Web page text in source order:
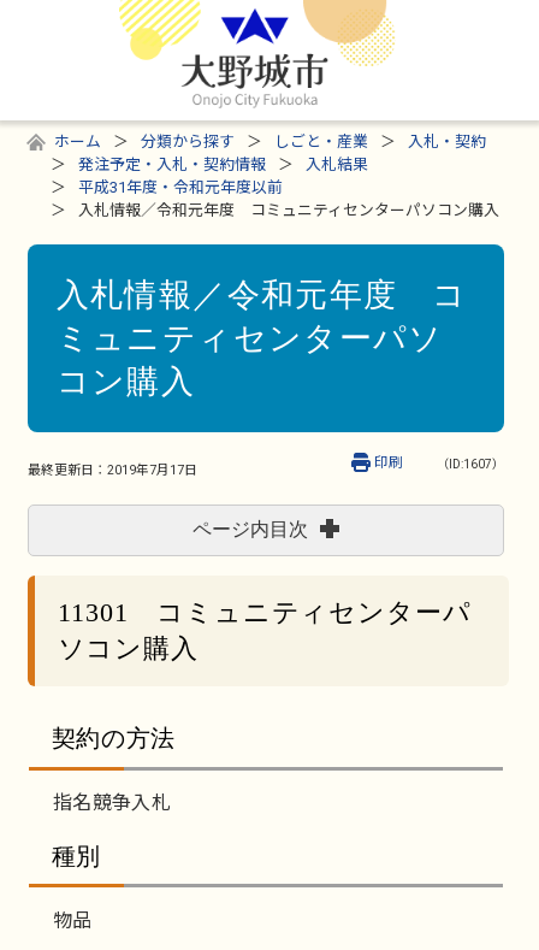
ホーム 分類から探す しごと・産業
入札・契約
発注予定・入札・契約情報
入札結果
平成31年度・令和元年度以前
入札情報／令和元年度 コミュニティセンターパソコン購入
入札情報／令和元年度 コ
ミュニティセンターパソ
コン購入
最終更新日： 2019年7月17日 （ID:1607）
印刷
ページ内目次
11301 コミュニティセンターパ
ソコン購入
契約の方法
指名競争入札
種別
物品